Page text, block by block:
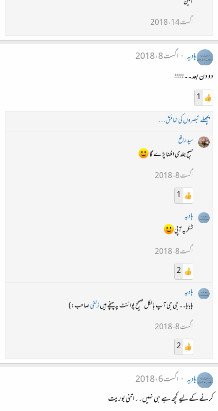
اگست 14، 2018
ہادیہ
اگست 8، 2018
دو دن بعد۔۔!!!!!
1
پچھلے تبصروں کی نمائش…
سید رافع
صبح جلدی اٹھنا پڑے گا
اگست 8، 2018
1
ہادیہ
شکریہ آپی
اگست 8، 2018
2
ہادیہ
ہاہاہا۔۔ جی جی آپ بالکل صحیح پوائنٹ پہ پہنچے ہیںزلفیصاحب:)
اگست 8، 2018
2
ہادیہ
اگست 6، 2018
کرنے کے لیے کچھ ہے ہی نہیں۔۔اتنی بوریت